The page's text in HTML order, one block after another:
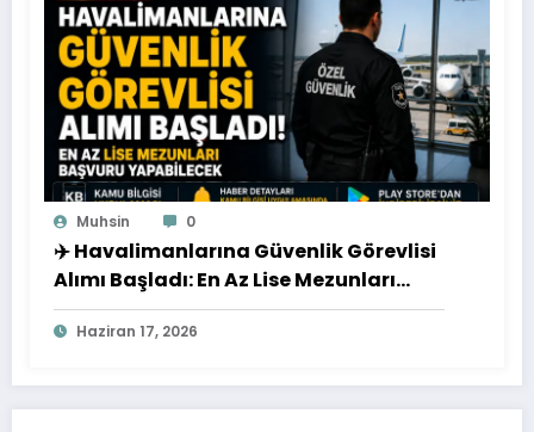
Muhsin 0
✈️ Havalimanlarına Güvenlik Görevlisi
Alımı Başladı: En Az Lise Mezunları
Başvuru Yapabilecek
Haziran 17, 2026